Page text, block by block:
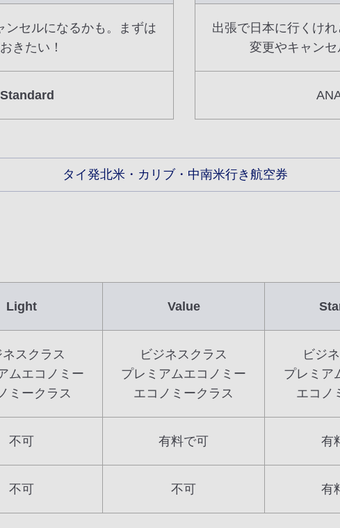
ンセルになるかも。まずは
きたい！
Standard
出張で日本に行くけ
変更やキャンセ
タイ発北米・カリブ・中南米行き航空券
Light Value
ネスクラス
ムエコノミー
ミークラス
ビジネスクラス
プレミアムエコノミー
エコノミークラス
ビジ
プレミア
エコノ
不可 有料で可 有
不可 不可 有